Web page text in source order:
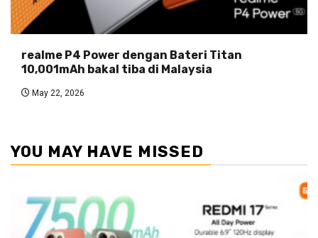
realme P4 Power dengan Bateri Titan
10,001mAh bakal tiba di Malaysia
May 22, 2026
YOU MAY HAVE MISSED